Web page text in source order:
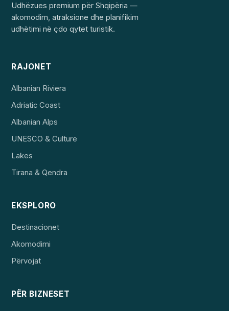
Udhëzues premium për Shqipëria —
akomodim, atraksione dhe planifikim
udhëtimi në çdo qytet turistik.
RAJONET
Albanian Riviera
Adriatic Coast
Albanian Alps
UNESCO & Culture
Lakes
Tirana & Qendra
EKSPLORO
Destinacionet
Akomodimi
Përvojat
PËR BIZNESET